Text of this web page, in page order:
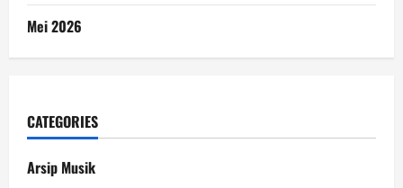
Mei 2026
CATEGORIES
Arsip Musik